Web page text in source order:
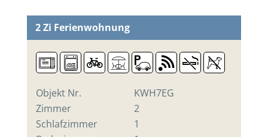
2 Zi Ferienwohnung
Objekt Nr.
KWH7EG
Zimmer
2
Schlafzimmer
1